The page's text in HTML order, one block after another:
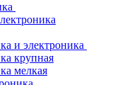
и электроника
крупная
мелкая